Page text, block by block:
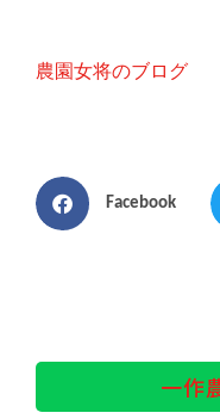
農園女将のブログ
Facebook
一作